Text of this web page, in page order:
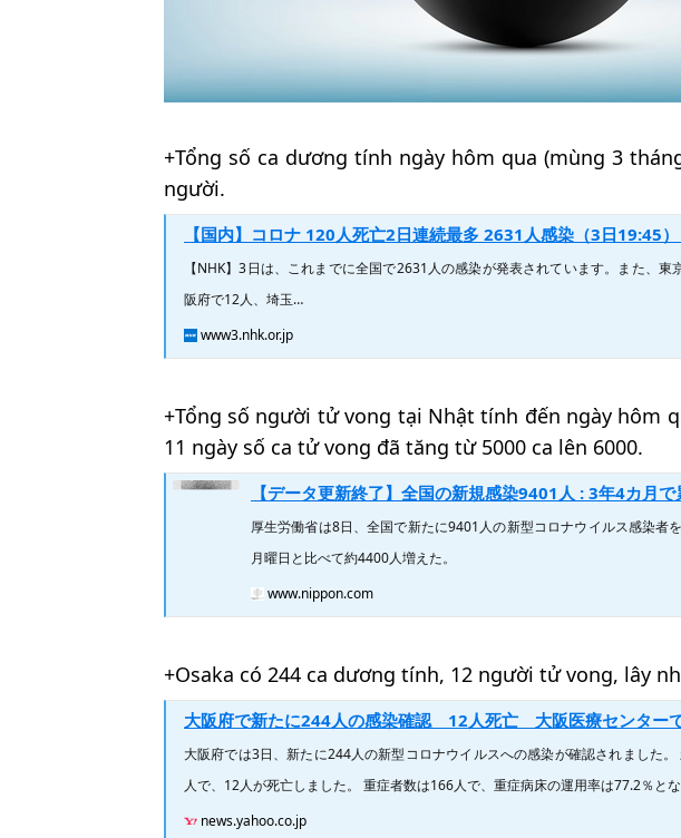
+Tổng số ca dương tính ngày hôm qua (mùng 3
người.
【国内】コロナ 120人死亡2日連続最多 2631人感染（3日19:45
【NHK】3日は、これまでに全国で2631人の感染が発表されています。また、
阪府で12人、埼玉…
www3.nhk.or.jp
+Tổng số người tử vong tại Nhật tính đến ngày hôm
11 ngày số ca tử vong đã tăng từ 5000 ca lên 6000.
【データ更新終了】全国の新規感染9401人 : 3年4カ月で累計
厚生労働省は8日、全国で新たに9401人の新型コロナウイルス感染者
月曜日と比べて約4400人増えた。
www.nippon.com
+Osaka có 244 ca dương tính, 12 người tử vong, lây
大阪府で新たに244人の感染確認 12人死亡 大阪医療センターでクラスター（関
大阪府では3日、新たに244人の新型コロナウイルスへの感染が確認されました
人で、12人が死亡しました。 重症者数は166人で、重症病床の運用率は77.2％とな
news.yahoo.co.jp